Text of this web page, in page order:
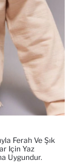
Ferah Ve Şık
Için Yaz
Uygundur.